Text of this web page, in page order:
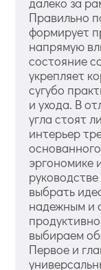
Правильно
формирует
напрямую
состояние
укрепляет
сугубо
и ухода. В
угла стоят
интерьер
эргономике
выбрать
надежным и
выбираем
Первое и